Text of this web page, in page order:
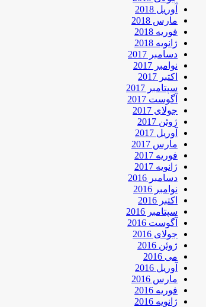
آوریل 2018
مارس 2018
فوریه 2018
ژانویه 2018
دسامبر 2017
نوامبر 2017
اکتبر 2017
سپتامبر 2017
آگوست 2017
جولای 2017
ژوئن 2017
آوریل 2017
مارس 2017
فوریه 2017
ژانویه 2017
دسامبر 2016
نوامبر 2016
اکتبر 2016
سپتامبر 2016
آگوست 2016
جولای 2016
ژوئن 2016
می 2016
آوریل 2016
مارس 2016
فوریه 2016
ژانویه 2016